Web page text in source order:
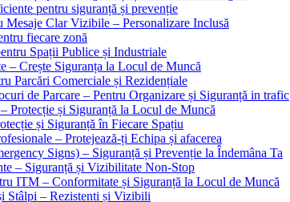
pentru siguranță și prevenție
Mesaje Clar Vizibile – Personalizare Inclusă
fiecare zonă
Spații Publice și Industriale
– Crește Siguranța la Locul de Muncă
Parcări Comerciale și Rezidențiale
de Parcare – Pentru Organizare și Siguranță in trafic
Protecție și Siguranță la Locul de Muncă
și Siguranță în Fiecare Spațiu
– Protejează-ți Echipa și afacerea
Signs) – Siguranță și Prevenție la Îndemâna Ta
– Siguranță și Vizibilitate Non-Stop
ITM – Conformitate și Siguranță la Locul de Muncă
Stâlpi – Rezistenti și Vizibili